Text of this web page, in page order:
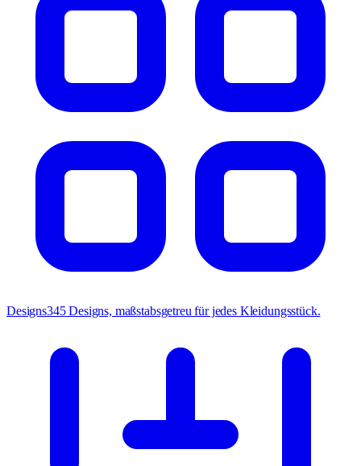
Designs345 Designs, maßstabsgetreu für jedes Kleidungsstück.